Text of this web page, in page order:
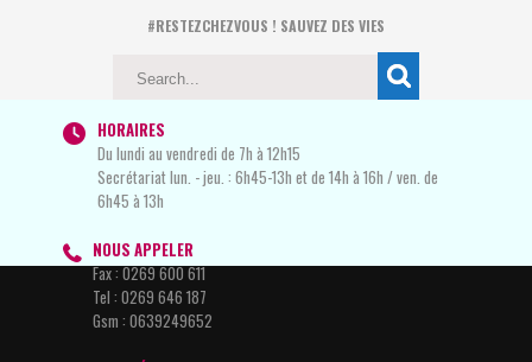
#RESTEZCHEZVOUS ! SAUVEZ DES VIES
HORAIRES
Du lundi au vendredi de 7h à 12h15
Secrétariat lun. - jeu. : 6h45-13h et de 14h à 16h / ven. de
6h45 à 13h
NOUS APPELER
Fax :0269 600 611
Tel : 0269 646 187
Gsm : 0639249652